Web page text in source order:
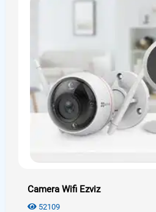
Camera Wifi Ezviz
52109